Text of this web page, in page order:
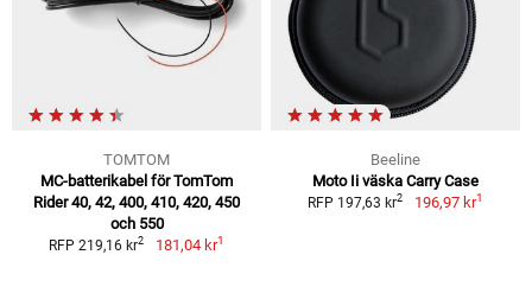
TOMTOM
MC-batterikabel för TomTom
Rider 40, 42, 400, 410, 420, 450
och 550
RFP 219,16 kr2 181,04 kr1
Beeline
Moto Ii väska Carry Case
RFP 197,63 kr2 196,97 kr1